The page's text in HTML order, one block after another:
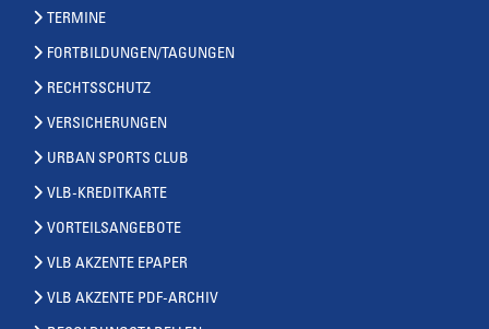
TERMINE
FORTBILDUNGEN/TAGUNGEN
RECHTSSCHUTZ
VERSICHERUNGEN
URBAN SPORTS CLUB
VLB-KREDITKARTE
VORTEILSANGEBOTE
VLB AKZENTE EPAPER
VLB AKZENTE PDF-ARCHIV